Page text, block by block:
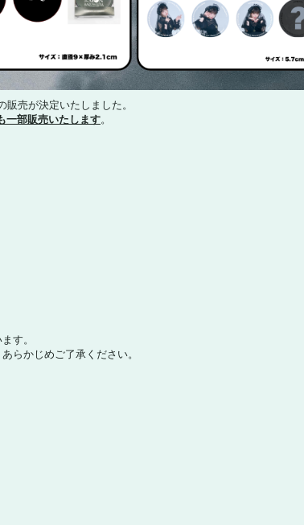
売が決定いたしました。
一部販売いたします。
す。
らかじめご了承ください。